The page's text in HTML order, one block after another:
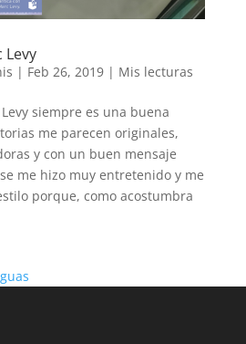
Levy
| Feb 26, 2019| Mis lecturas
siempre es una buena
me parecen originales,
y con un buen mensaje
me hizo muy entretenido y me
porque, como acostumbra